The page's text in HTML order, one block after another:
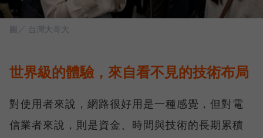
圖／ 台灣大哥大
世界級的體驗，來自看不見的技術布局
對使用者來說，網路很好用是一種感覺，但對電
信業者來說，則是資金、時間與技術的長期累積